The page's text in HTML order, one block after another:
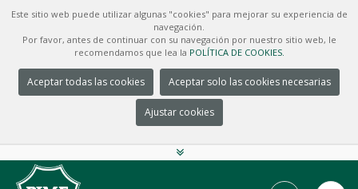
Este sitio web puede utilizar algunas "cookies" para mejorar su experiencia de
navegación.
Por favor, antes de continuar con su navegación por nuestro sitio web, le
recomendamos que lea la POLÍTICA DE COOKIES.
Aceptar todas las cookies Aceptar solo las cookies necesarias
Ajustar cookies